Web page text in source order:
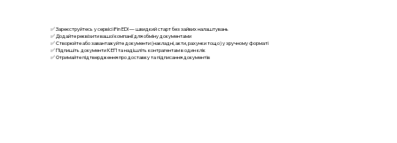
✅ Зареєструйтесь у сервісі iFin EDI — швидкий старт без зайвих налаштувань
✅ Додайте реквізити вашої компанії для обміну документами
✅ Створюйте або завантажуйте документи (накладні, акти, рахунки тощо) у зручному форматі
✅ Підпишіть документи КЕП та надішліть контрагентам в один клік
✅ Отримайте підтвердження про доставку та підписання документів